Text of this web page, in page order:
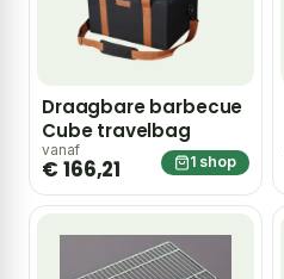
Draagbare barbecue
Cube travelbag
vanaf
€ 166,21 1 shop